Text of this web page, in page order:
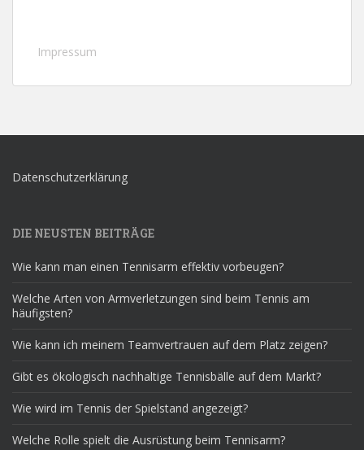
Impressum
Datenschutzerklärung
DIE NEUSTEN BEITRÄGE
Wie kann man einen Tennisarm effektiv vorbeugen?
Welche Arten von Armverletzungen sind beim Tennis am
häufigsten?
Wie kann ich meinem Teamvertrauen auf dem Platz zeigen?
Gibt es ökologisch nachhaltige Tennisbälle auf dem Markt?
Wie wird im Tennis der Spielstand angezeigt?
Welche Rolle spielt die Ausrüstung beim Tennisarm?